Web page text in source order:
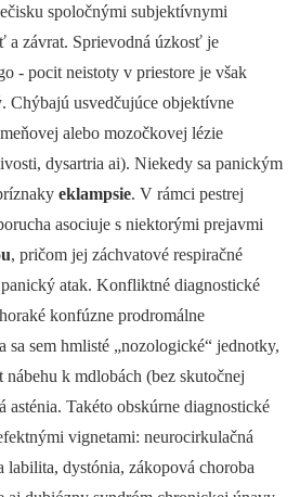
spoločnými subjektívnymi
a závrat. Sprievodná úzkosť je
-⁠ pocit neistoty v priestore je však
Chýbajú usvedčujúce objektívne
alebo mozočkovej lézie
dysartria ai). Niekedy sa panickým
eklampsie. V rámci pestrej
asociuje s niektorými prejavmi
, pričom jej záchvatové respiračné
atak. Konfliktné diagnostické
konfúzne prodromálne
sa sem hmlisté „nozologické“ jednotky,
k mdlobách (bez skutočnej
asténia. Takéto obskúrne diagnostické
vignetami: neurocirkulačná
labilita, dystónia, zákopová choroba